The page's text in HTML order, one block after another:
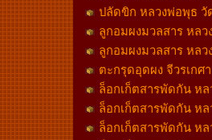
ปลัดขิก หลวงพ่อพุธ
ลูกอมผงมวลสาร หล
ลูกอมผงมวลสาร หล
ตะกรุดอุดผง จีวรเก
ล็อกเก็ตสารพัดกัน ห
ล็อกเก็ตสารพัดกัน ห
ล็อกเก็ตสารพัดกัน ห